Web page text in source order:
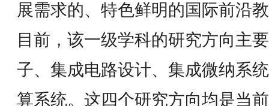
展需求的、特色鲜明的国际前沿
目前，该一级学科的研究方向主
子、集成电路设计、集成微纳系
算系统。这四个研究方向均是当